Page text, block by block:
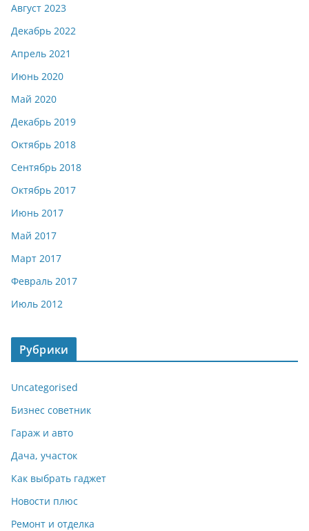
Август 2023
Декабрь 2022
Апрель 2021
Июнь 2020
Май 2020
Декабрь 2019
Октябрь 2018
Сентябрь 2018
Октябрь 2017
Июнь 2017
Май 2017
Март 2017
Февраль 2017
Июль 2012
Рубрики
Uncategorised
Бизнес советник
Гараж и авто
Дача, участок
Как выбрать гаджет
Новости плюс
Ремонт и отделка